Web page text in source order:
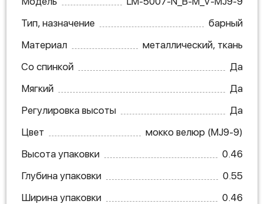
Тип, назначение
барный
Материал
металлический, ткань
Со спинкой
Да
Мягкий
Да
Регулировка высоты
Да
Цвет
мокко велюр (MJ9-9)
Высота упаковки
0.46
Глубина упаковки
0.55
Ширина упаковки
0.46